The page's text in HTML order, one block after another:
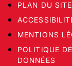
PLAN DU SITE
MENTIONS
POLITIQUE
DONNÉES